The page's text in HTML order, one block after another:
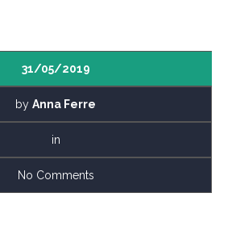
31/05/2019
by Anna Ferre
in
No Comments